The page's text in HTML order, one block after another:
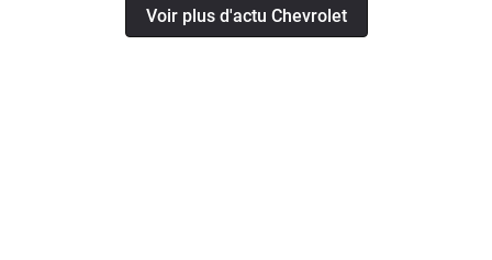
Voir plus d'actu Chevrolet